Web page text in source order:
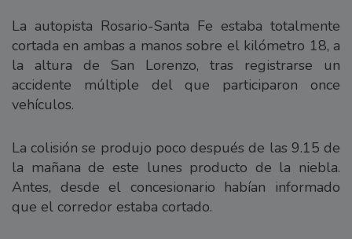
La autopista Rosario-Santa Fe estaba totalmente
cortada en ambas a manos sobre el kilómetro 18, a
la altura de San Lorenzo, tras registrarse un
accidente múltiple del que participaron once
vehículos.
La colisión se produjo poco después de las 9.15 de
la mañana de este lunes producto de la niebla.
Antes, desde el concesionario habían informado
que el corredor estaba cortado.